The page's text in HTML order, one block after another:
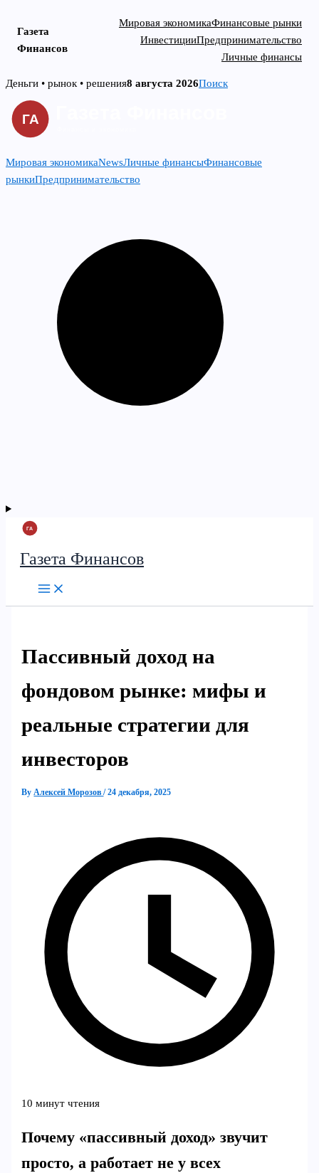
Газета
Финансов
Мировая экономикаФинансовые рынки
ИнвестицииПредпринимательство
Личные финансы
Skip
content
Деньги • рынок • решения8 августа 2026Поиск
Мировая экономикаNewsЛичные финансыФинансовые
рынкиПредпринимательство
Газета Финансов
Пассивный доход на
фондовом рынке: мифы и
реальные стратегии для
инвесторов
ByАлексей Морозов/24 декабря, 2025
10 минут чтения
Почему «пассивный доход» звучит
просто, а работает не у всех